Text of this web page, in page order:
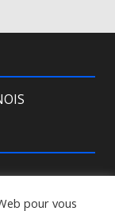
pour vous